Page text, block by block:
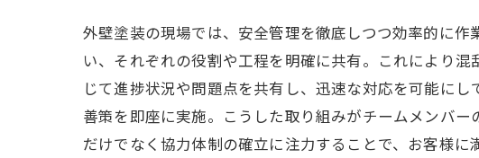
外壁塗装の現場では、安全管理を徹底しつつ効率的に
い、それぞれの役割や工程を明確に共有。これにより
じて進捗状況や問題点を共有し、迅速な対応を可能に
善策を即座に実施。こうした取り組みがチームメンバ
だけでなく協力体制の確立に注力することで、お客様に